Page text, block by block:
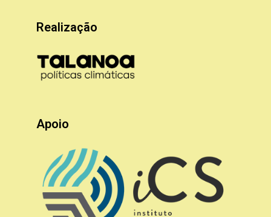
Realização
Apoio